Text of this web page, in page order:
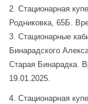
2. Стационарная
Родниковка, 65Б.
3. Стационарные
Бинарадского
Старая Бинарадка.
19.01.2025.
4. Стационарная